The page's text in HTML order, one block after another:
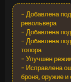
- Добавлена
револьвера
- Добавлена
- Добавлена
топора
- Улучшен
- Исправлена
броня, оружие